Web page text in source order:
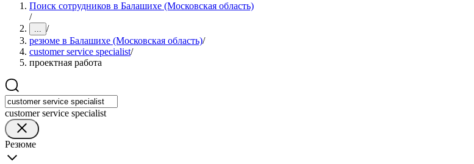
Поиск сотрудников в Балашихе (Московская область)
/
... /
резюме в Балашихе (Московская область)/
customer service specialist/
проектная работа
customer service specialist
Резюме